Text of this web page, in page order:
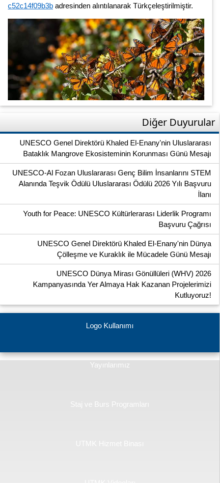
c52c14f09b3b adresinden alıntılanarak Türkçeleştirilmiştir.
Diğer Duyurular
UNESCO Genel Direktörü Khaled El-Enany'nin Uluslararası
Bataklık Mangrove Ekosisteminin Korunması Günü Mesajı
UNESCO-Al Fozan Uluslararası Genç Bilim İnsanlarını STEM
Alanında Teşvik Ödülü Uluslararası Ödülü 2026 Yılı Başvuru
İlanı
Youth for Peace: UNESCO Kültürlerarası Liderlik Programı
Başvuru Çağrısı
UNESCO Genel Direktörü Khaled El-Enany'nin Dünya
Çölleşme ve Kuraklık ile Mücadele Günü Mesajı
UNESCO Dünya Mirası Gönüllüleri (WHV) 2026
Kampanyasında Yer Almaya Hak Kazanan Projelerimizi
Kutluyoruz!
Logo Kullanımı
Yayınlarımız
Staj ve Burs Programları